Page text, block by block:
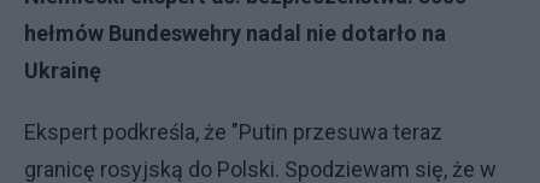
hełmów Bundeswehry nadal nie dotarło na
Ukrainę
Ekspert podkreśla, że "Putin przesuwa teraz
granicę rosyjską do Polski. Spodziewam się, że w